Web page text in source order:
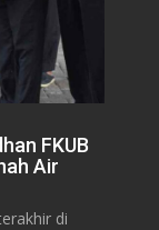
FKUB
Air
di